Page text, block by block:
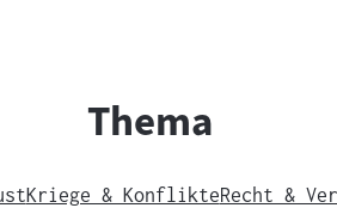
Thema
Kriege & KonflikteRecht &